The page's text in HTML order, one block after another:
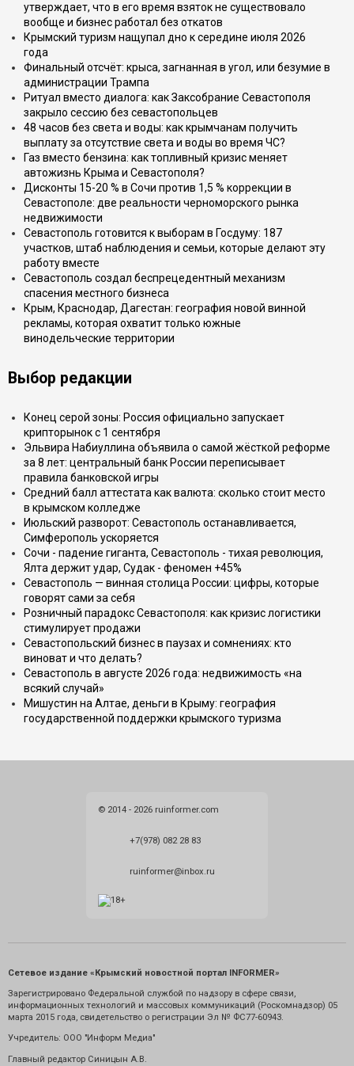
утверждает, что в его время взяток не существовало
вообще и бизнес работал без откатов
Крымский туризм нащупал дно к середине июля 2026
года
Финальный отсчёт: крыса, загнанная в угол, или безумие в
администрации Трампа
Ритуал вместо диалога: как Заксобрание Севастополя
закрыло сессию без севастопольцев
48 часов без света и воды: как крымчанам получить
выплату за отсутствие света и воды во время ЧС?
Газ вместо бензина: как топливный кризис меняет
автожизнь Крыма и Севастополя?
Дисконты 15-20 % в Сочи против 1,5 % коррекции в
Севастополе: две реальности черноморского рынка
недвижимости
Севастополь готовится к выборам в Госдуму: 187
участков, штаб наблюдения и семьи, которые делают эту
работу вместе
Севастополь создал беспрецедентный механизм
спасения местного бизнеса
Крым, Краснодар, Дагестан: география новой винной
рекламы, которая охватит только южные
винодельческие территории
Выбор редакции
Конец серой зоны: Россия официально запускает
крипторынок с 1 сентября
Эльвира Набиуллина объявила о самой жёсткой реформе
за 8 лет: центральный банк России переписывает
правила банковской игры
Средний балл аттестата как валюта: сколько стоит место
в крымском колледже
Июльский разворот: Севастополь останавливается,
Симферополь ускоряется
Сочи - падение гиганта, Севастополь - тихая революция,
Ялта держит удар, Судак - феномен +45%
Севастополь — винная столица России: цифры, которые
говорят сами за себя
Розничный парадокс Севастополя: как кризис логистики
стимулирует продажи
Севастопольский бизнес в паузах и сомнениях: кто
виноват и что делать?
Севастополь в августе 2026 года: недвижимость «на
всякий случай»
Мишустин на Алтае, деньги в Крыму: география
государственной поддержки крымского туризма
© 2014 - 2026 ruinformer.com
+7(978) 082 28 83
ruinformer@inbox.ru
Сетевое издание «Крымский новостной портал INFORMER»
Зарегистрировано Федеральной службой по надзору в сфере связи,
информационных технологий и массовых коммуникаций (Роскомнадзор) 05
марта 2015 года, свидетельство о регистрации Эл № ФС77-60943.
Учредитель: ООО "Информ Медиа"
Главный редактор Синицын А.В.